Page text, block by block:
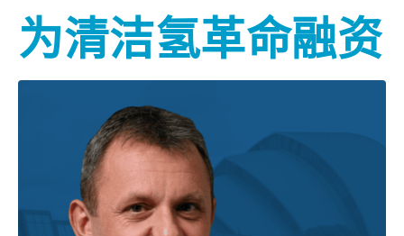
为清洁氢革命融资